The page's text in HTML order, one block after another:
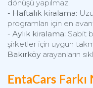
dönüşü yapılmaz.
- Haftalık kiralama:
programları için en
- Aylık kiralama: Sabit
şirketler için uygun
Bakırköy arayanların
EntaCars Farkı